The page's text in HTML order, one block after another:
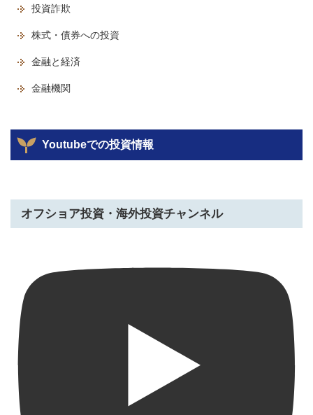
投資詐欺
株式・債券への投資
金融と経済
金融機関
Youtubeでの投資情報
オフショア投資・海外投資チャンネル